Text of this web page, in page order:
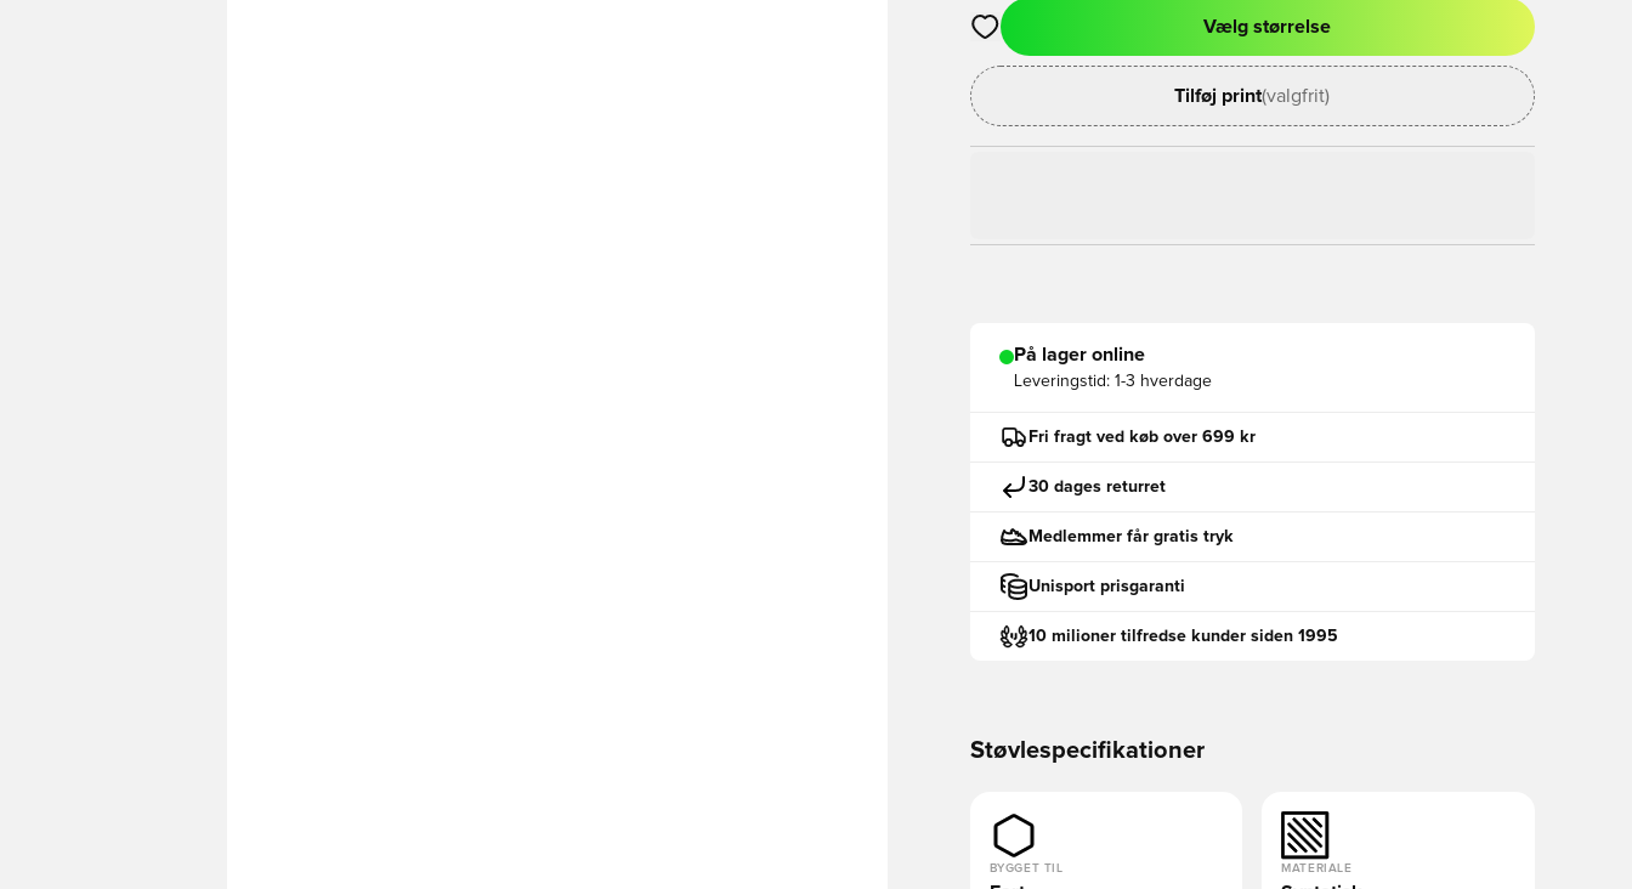
Åbner en Modal til at logge ind eller tilmelde dig som medlem
Vælg størrelse
Tilføj print(valgfrit)
På lager online
Leveringstid: 1-3 hverdage
Fri fragt ved køb over 699 kr
30 dages returret
Medlemmer får gratis tryk
Unisport prisgaranti
10 milioner tilfredse kunder siden 1995
Støvlespecifikationer
BYGGET TIL MATERIALE